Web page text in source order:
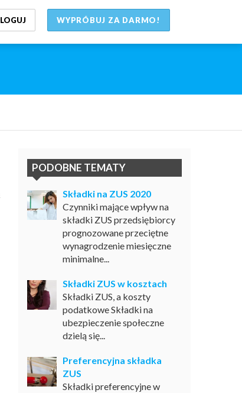
WYPRÓBUJ ZA DARMO!
PODOBNE TEMATY
Składki na ZUS 2020
Czynniki mające wpływ na
składki ZUS przedsiębiorcy
prognozowane przeciętne
wynagrodzenie miesięczne
minimalne...
Składki ZUS w kosztach
Składki ZUS, a koszty
podatkowe Składki na
ubezpieczenie społeczne
dzielą się...
Preferencyjna składka
ZUS
Składki preferencyjne w